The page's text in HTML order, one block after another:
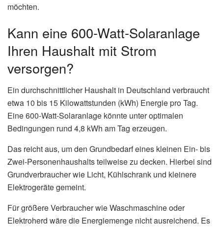
möchten.
Kann eine 600-Watt-Solaranlage
Ihren Haushalt mit Strom
versorgen?
Ein durchschnittlicher Haushalt in Deutschland verbraucht
etwa 10 bis 15 Kilowattstunden (kWh) Energie pro Tag.
Eine 600-Watt-Solaranlage könnte unter optimalen
Bedingungen rund 4,8 kWh am Tag erzeugen.
Das reicht aus, um den Grundbedarf eines kleinen Ein- bis
Zwei-Personenhaushalts teilweise zu decken. Hierbei sind
Grundverbraucher wie Licht, Kühlschrank und kleinere
Elektrogeräte gemeint.
Für größere Verbraucher wie Waschmaschine oder
Elektroherd wäre die Energiemenge nicht ausreichend. Es